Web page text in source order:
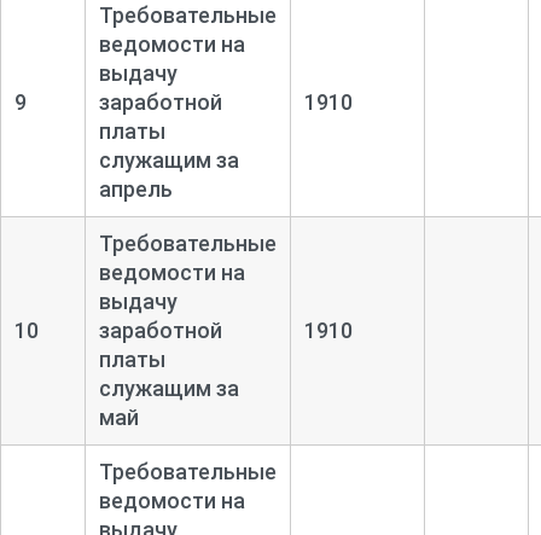
9
Требовательные
ведомости на
выдачу
заработной
платы
служащим за
апрель
1910
10
Требовательные
ведомости на
выдачу
заработной
платы
служащим за
май
1910
Требовательные
ведомости на
выдачу